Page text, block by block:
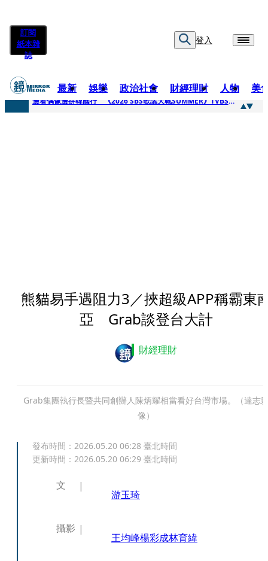
訂閱
紙本雜
誌
登入
最新 娛樂 政治社會 財經理財 人物 美
快訊
邊看偶像邊拚韓國行 《2026 SBS歌謠大戰SUMMER》TVBS直播祭追星福利
熊貓易手遇阻力3／挾超級APP稱霸東
亞 Grab談登台大計
財經理財
Grab集團執行長暨共同創辦人陳炳耀相當看好台灣市場。（達志
像）
發布時間： 2026.05.20 06:28 臺北時間
更新時間： 2026.05.20 06:29 臺北時間
文
游玉琦
攝影
王均峰楊彩成林育緯